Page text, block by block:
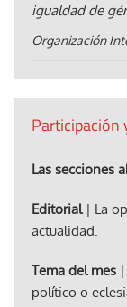
igualdad de
Organización
Participación
Las secciones
Editorial| La
actualidad.
Tema del mes
político o